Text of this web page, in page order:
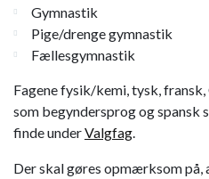
Gymnastik
Pige/drenge gymnastik
Fællesgymnastik
Fagene fysik/kemi, tysk,
som begyndersprog og spansk
finde underValgfag
Der skal gøres opmærksom på,